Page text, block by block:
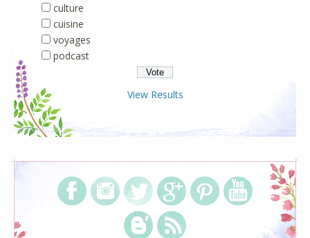
culture
cuisine
voyages
podcast
View Results